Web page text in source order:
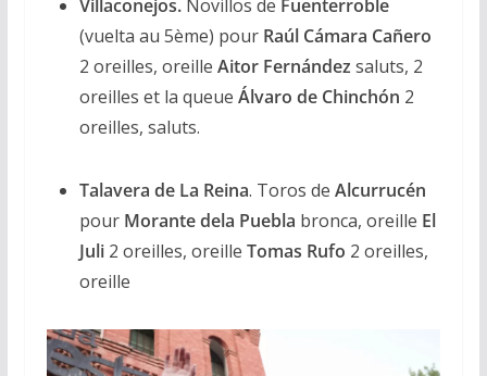
Villaconejos. Novillos de Fuenterroble
(vuelta au 5ème) pour Raúl Cámara Cañero
2 oreilles, oreille Aitor Fernández saluts, 2
oreilles et la queue Álvaro de Chinchón 2
oreilles, saluts.
Talavera de La Reina. Toros de Alcurrucén
pour Morante dela Puebla bronca, oreille El
Juli 2 oreilles, oreille Tomas Rufo 2 oreilles,
oreille